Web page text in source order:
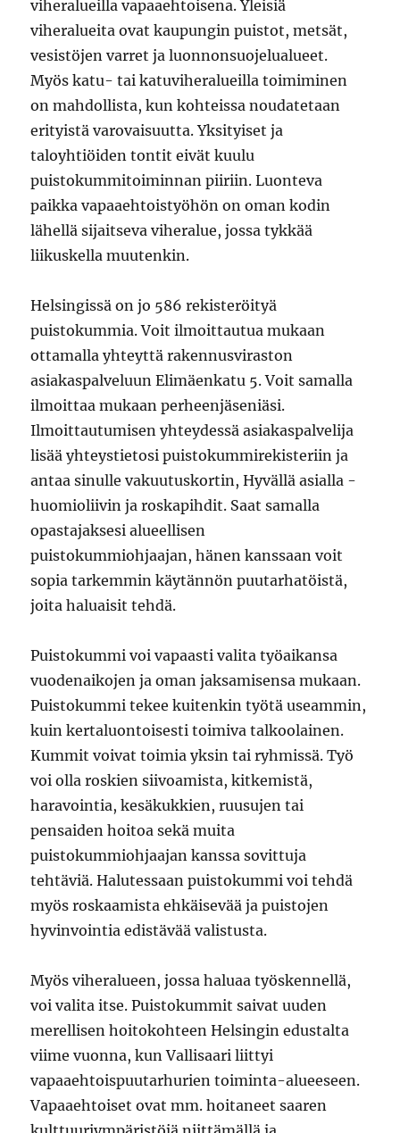
viheralueilla vapaaehtoisena. Yleisiä
viheralueita ovat kaupungin puistot, metsät,
vesistöjen varret ja luonnonsuojelualueet.
Myös katu- tai katuviheralueilla toimiminen
on mahdollista, kun kohteissa noudatetaan
erityistä varovaisuutta. Yksityiset ja
taloyhtiöiden tontit eivät kuulu
puistokummitoiminnan piiriin. Luonteva
paikka vapaaehtoistyöhön on oman kodin
lähellä sijaitseva viheralue, jossa tykkää
liikuskella muutenkin.
Helsingissä on jo 586 rekisteröityä
puistokummia. Voit ilmoittautua mukaan
ottamalla yhteyttä rakennusviraston
asiakaspalveluun Elimäenkatu 5. Voit samalla
ilmoittaa mukaan perheenjäseniäsi.
Ilmoittautumisen yhteydessä asiakaspalvelija
lisää yhteystietosi puistokummirekisteriin ja
antaa sinulle vakuutuskortin, Hyvällä asialla -
huomioliivin ja roskapihdit. Saat samalla
opastajaksesi alueellisen
puistokummiohjaajan, hänen kanssaan voit
sopia tarkemmin käytännön puutarhatöistä,
joita haluaisit tehdä.
Puistokummi voi vapaasti valita työaikansa
vuodenaikojen ja oman jaksamisensa mukaan.
Puistokummi tekee kuitenkin työtä useammin,
kuin kertaluontoisesti toimiva talkoolainen.
Kummit voivat toimia yksin tai ryhmissä. Työ
voi olla roskien siivoamista, kitkemistä,
haravointia, kesäkukkien, ruusujen tai
pensaiden hoitoa sekä muita
puistokummiohjaajan kanssa sovittuja
tehtäviä. Halutessaan puistokummi voi tehdä
myös roskaamista ehkäisevää ja puistojen
hyvinvointia edistävää valistusta.
Myös viheralueen, jossa haluaa työskennellä,
voi valita itse. Puistokummit saivat uuden
merellisen hoitokohteen Helsingin edustalta
viime vuonna, kun Vallisaari liittyi
vapaaehtoispuutarhurien toiminta-alueeseen.
Vapaaehtoiset ovat mm. hoitaneet saaren